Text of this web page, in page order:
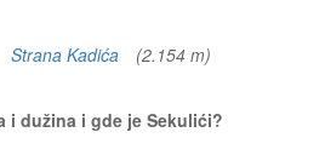
Strana Kadića (2.154 m)
i dužina i gde je Sekulići?